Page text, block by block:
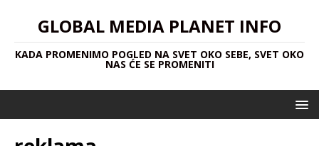
GLOBAL MEDIA PLANET INFO
KADA PROMENIMO POGLED NA SVET OKO SEBE, SVET OKO
NAS ĆE SE PROMENITI